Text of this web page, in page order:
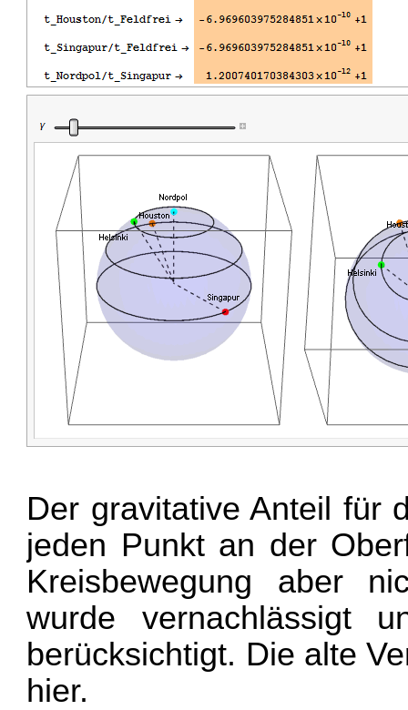
Der gravitative Anteil für
jeden Punkt an der
Kreisbewegung aber
wurde vernachlässigt
berücksichtigt. Die alte
hier.